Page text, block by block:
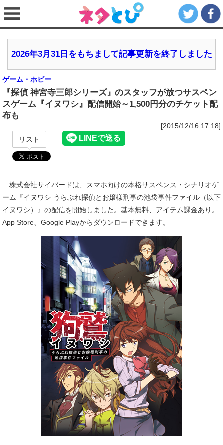
2026年3月31日をもちまして記事更新を終了しました
ゲーム・ホビー
『探偵 神宮寺三郎シリーズ』のスタッフが放つサスペン
スゲーム『イヌワシ』配信開始～1,500円分のチケット配
布も
[2015/12/16 17:18]
リスト
株式会社サイバードは、スマホ向けの本格サスペンス・シナリオゲ
ーム『イヌワシ うらぶれ探偵とお嬢様刑事の池袋事件ファイル（以下
イヌワシ）』の配信を開始しました。基本無料、アイテム課金あり。
App Store、Google Playからダウンロードできます。